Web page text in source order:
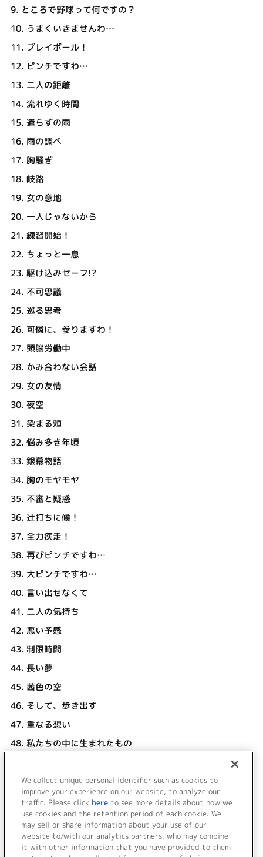
9. ところで野球って何ですの？
10. うまくいきませんわ…
11. プレイボール！
12. ピンチですわ…
13. 二人の距離
14. 流れゆく時間
15. 遣らずの雨
16. 雨の調べ
17. 胸騒ぎ
18. 岐路
19. 女の意地
20. 一人じゃないから
21. 練習開始！
22. ちょっと一息
23. 駆け込みセーフ!?
24. 不可思議
25. 巡る思考
26. 可憐に、参りますわ！
27. 頭脳労働中
28. かみ合わない会話
29. 女の友情
30. 夜空
31. 染まる頬
32. 悩み多き年頃
33. 銀幕物語
34. 胸のモヤモヤ
35. 不審と疑惑
36. 辻打ちに候！
37. 全力疾走！
38. 再びピンチですわ…
39. 大ピンチですわ…
40. 言い出せなくて
41. 二人の気持ち
42. 悪い予感
43. 制限時間
44. 長い夢
45. 茜色の空
46. そして、歩き出す
47. 重なる想い
48. 私たちの中に生まれたもの
50. パイノパイノパイ (東京節) カラオケ
＜ BACK
We collect unique personal identifier such as cookies to
improve your experience on our website, to analyze our
traffic. Please click here to see more details about how we
use cookies and the retention period of each cookie. We
may sell or share information about your use of our
website to/with our analytics partners, who may combine
it with other information that you have provided to them